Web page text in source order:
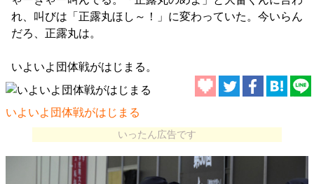
れ、叫びは「正露丸ほし～！」に変わっていた。今いらん
だろ、正露丸は。
いよいよ団体戦がはじまる。
いよいよ団体戦がはじまる
いったん広告です